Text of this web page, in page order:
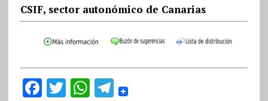
CSIF, sector autonómico de Canarias
F T WT